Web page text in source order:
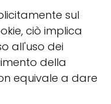
sul
ciò implica
all'uso dei
della
equivale a dare